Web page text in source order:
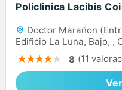
Policlinica Lacibis
Doctor Marañon
Edificio La Luna, Bajo, ,
8 (11